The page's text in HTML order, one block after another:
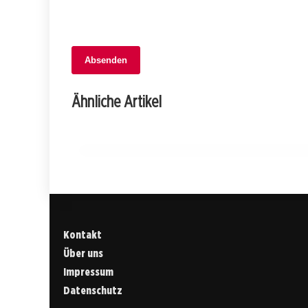
Absenden
Ähnliche Artikel
Standeskommission lehnt
Individualbesteuerung: Ehepaare im
Kontakt
Über uns
Impressum
Datenschutz